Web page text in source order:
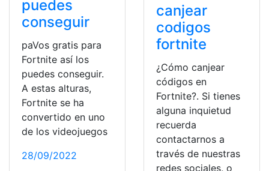
puedes
conseguir
paVos gratis para
Fortnite así los
puedes conseguir.
A estas alturas,
Fortnite se ha
convertido en uno
de los videojuegos
28/09/2022
canjear
codigos
fortnite
¿Cómo canjear
códigos en
Fortnite?. Si tienes
alguna inquietud
recuerda
contactarnos a
través de nuestras
redes sociales, o